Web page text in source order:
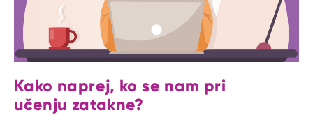
Kako naprej, ko se nam pri
učenju zatakne?